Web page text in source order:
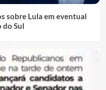
sobre Lula em eventual
do Sul